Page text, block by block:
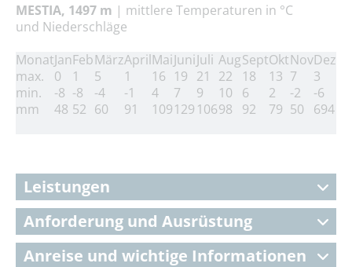
MESTIA, 1497 m | mittlere Temperaturen in °C
und Niederschläge
MonatJanFebMärzAprilMaiJuniJuli AugSeptOktNovDez
max.
0 1 5 1 16 19 21 22 18 13 7
3
min.
-8 -8 -4 -1 4 7 9 10 6 2 -2
-6
mm
48 52 60 91 109129 10698 92 79 50 694
Leistungen
Anforderung und Ausrüstung
Anreise und wichtige Informationen